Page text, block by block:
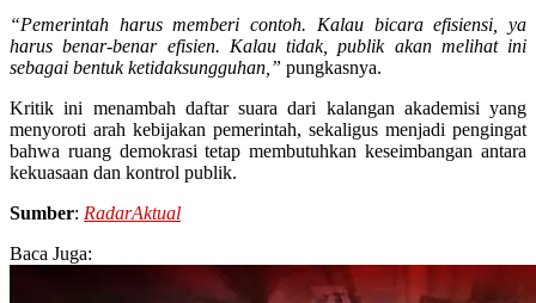
“Pemerintah harus memberi contoh. Kalau bicara efisiensi, ya
harus benar-benar efisien. Kalau tidak, publik akan melihat ini
sebagai bentuk ketidaksungguhan,” pungkasnya.
Kritik ini menambah daftar suara dari kalangan akademisi yang
menyoroti arah kebijakan pemerintah, sekaligus menjadi pengingat
bahwa ruang demokrasi tetap membutuhkan keseimbangan antara
kekuasaan dan kontrol publik.
Sumber: RadarAktual
Baca Juga: